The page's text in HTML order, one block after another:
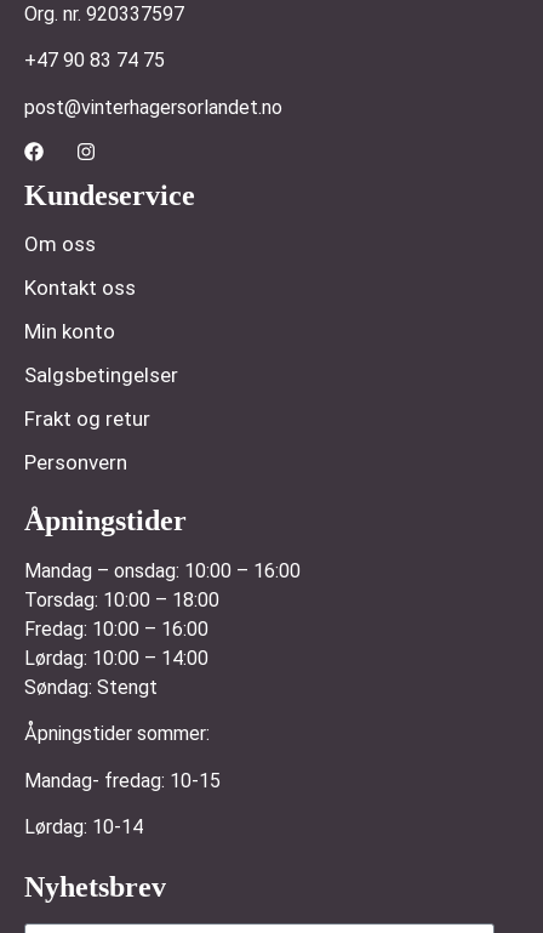
Org. nr. 920337597
+47 90 83 74 75
post@vinterhagersorlandet.no
Kundeservice
Om oss
Kontakt oss
Min konto
Salgsbetingelser
Frakt og retur
Personvern
Åpningstider
Mandag – onsdag: 10:00 – 16:00
Torsdag: 10:00 – 18:00
Fredag: 10:00 – 16:00
Lørdag: 10:00 – 14:00
Søndag: Stengt
Åpningstider sommer:
Mandag- fredag: 10-15
Lørdag: 10-14
Nyhetsbrev